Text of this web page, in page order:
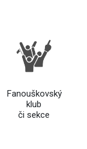
Fanouškovský
klub
či sekce